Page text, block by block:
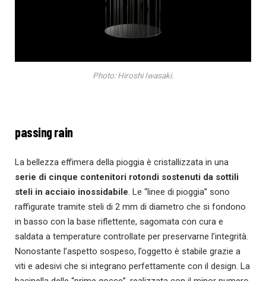
Photo: Hiroshi Iwasaki.
passing rain
La bellezza effimera della pioggia è cristallizzata in una
serie di cinque contenitori rotondi sostenuti da sottili
steli in acciaio inossidabile . Le “linee di pioggia” sono
raffigurate tramite steli di 2 mm di diametro che si fondono
in basso con la base riflettente, sagomata con cura e
saldata a temperature controllate per preservarne l’integrità.
Nonostante l’aspetto sospeso, l’oggetto è stabile grazie a
viti e adesivi che si integrano perfettamente con il design. La